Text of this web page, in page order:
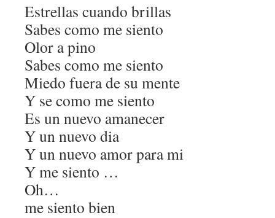
Estrellas cuando brillas
Sabes como me siento
Olor a pino
Sabes como me siento
Miedo fuera de su mente
Y se como me siento
Es un nuevo amanecer
Y un nuevo dia
Y un nuevo amor para mi
Y me siento …
Oh…
me siento bien